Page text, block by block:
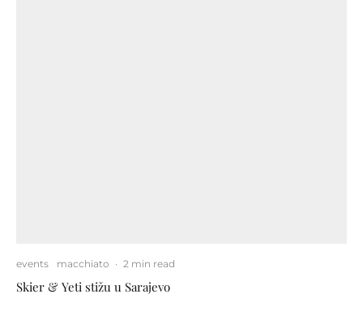
events macchiato · 2 min read
Skier & Yeti stižu u Sarajevo